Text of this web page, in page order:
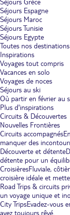
Séjours Grèce
Séjours Espagne
Séjours Maroc
Séjours Tunisie
Séjours Egypte
Toutes nos destinations
Inspirations
Voyages tout compris
Vacances en solo
Voyages de noces
Séjours au ski
Où partir en février au
Plus d'inspirations
Circuits & Découvertes
Nouvelles Frontières
Circuits accompagnés
manquer des
Découverte et détente
détente pour un
CroisièresFluviale,
croisière idéale et
Road Trips & circuits
un voyage unique et
City TripsEvadez-vous
avez toujours rêvé.